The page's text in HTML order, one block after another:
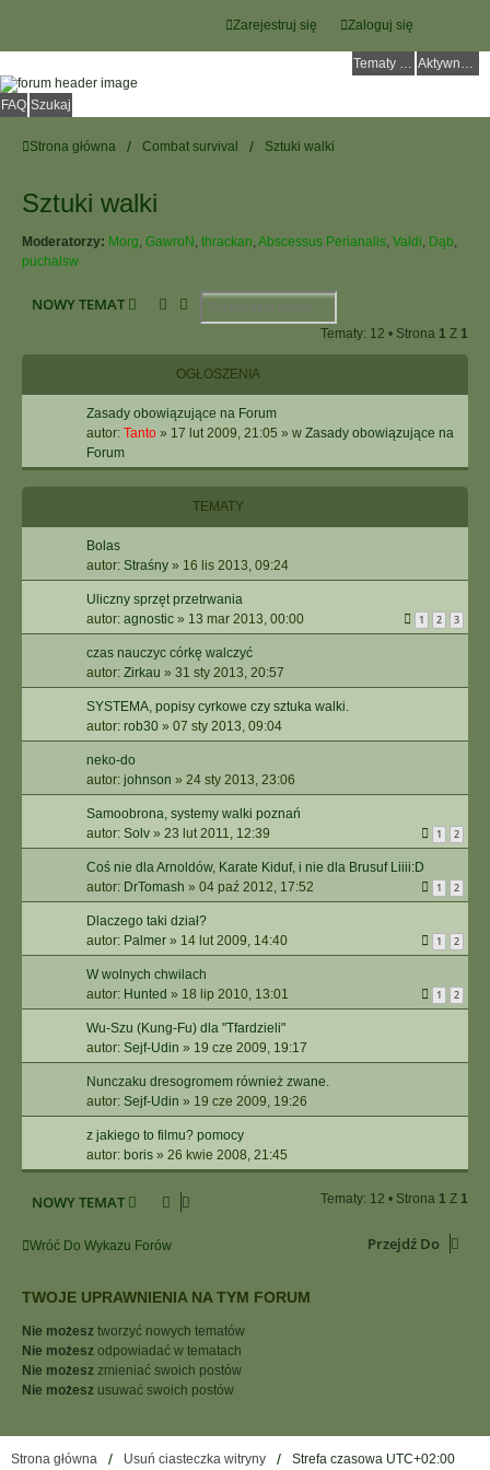
Zaloguj się
Zarejestruj się
Tematy bez odpowiedzi Aktywne tematy
FAQ Szukaj
Strona główna Combat survival Sztuki walki
Sztuki walki
Moderatorzy: Morg, GawroN , thrackan, Abscessus Perianalis, Valdi, Dąb,
puchalsw
NOWY TEMAT SzukajWyszukiwanie Zaawansowane
Tematy: 12 • Strona 1 Z 1
OGŁOSZENIA
Zasady obowiązujące na Forum
autor: Tanto » 17 lut 2009, 21:05 » w Zasady obowiązujące na
Forum
TEMATY
Bolas
autor: Straśny » 16 lis 2013, 09:24
Uliczny sprzęt przetrwania
autor: agnostic » 13 mar 2013, 00:00 1 2 3
czas nauczyc córkę walczyć
autor: Zirkau » 31 sty 2013, 20:57
SYSTEMA, popisy cyrkowe czy sztuka walki.
autor: rob30 » 07 sty 2013, 09:04
neko-do
autor: johnson » 24 sty 2013, 23:06
Samoobrona, systemy walki poznań
autor: Solv » 23 lut 2011, 12:39 1 2
Coś nie dla Arnoldów, Karate Kiduf, i nie dla Brusuf Liiii:D
autor: DrTomash » 04 paź 2012, 17:52 1 2
Dlaczego taki dział?
autor: Palmer » 14 lut 2009, 14:40 1 2
W wolnych chwilach
autor: Hunted » 18 lip 2010, 13:01 1 2
Wu-Szu (Kung-Fu) dla "Tfardzieli"
autor: Sejf-Udin » 19 cze 2009, 19:17
Nunczaku dresogromem również zwane.
autor: Sejf-Udin » 19 cze 2009, 19:26
z jakiego to filmu? pomocy
autor: boris » 26 kwie 2008, 21:45
NOWY TEMAT Tematy: 12 • Strona 1 Z 1
Wróć Do Wykazu Forów Przejdź Do
TWOJE UPRAWNIENIA NA TYM FORUM
Nie możesz tworzyć nowych tematów
Nie możesz odpowiadać w tematach
Nie możesz zmieniać swoich postów
Nie możesz usuwać swoich postów
Strona główna Usuń ciasteczka witryny Strefa czasowa UTC+02:00